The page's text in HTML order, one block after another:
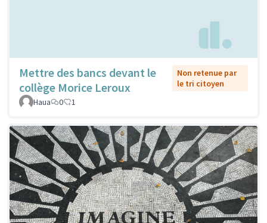
Mettre des bancs devant le
collège Morice Leroux
Non retenue par
le tri citoyen
Haua
0 1